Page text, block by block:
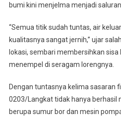
bumi kini menjelma menjadi
“Semua titik sudah tuntas, air
kualitasnya sangat jernih,” ujar
lokasi, sembari membersihkan
menempel di seragam lorengnya.
Dengan tuntasnya kelima sasaran
0203/Langkat tidak hanya berhasil
berupa sumur bor dan mesin